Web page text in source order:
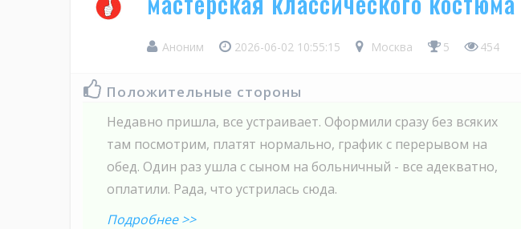
Аноним 2026-06-02 10:55:15 Москва 5 454
Положительные стороны
Недавно пришла, все устраивает. Оформили сразу без всяких
там посмотрим, платят нормально, график с перерывом на
обед. Один раз ушла с сыном на больничный - все адекватно,
оплатили. Рада, что устрилась сюда.
Подробнее >>